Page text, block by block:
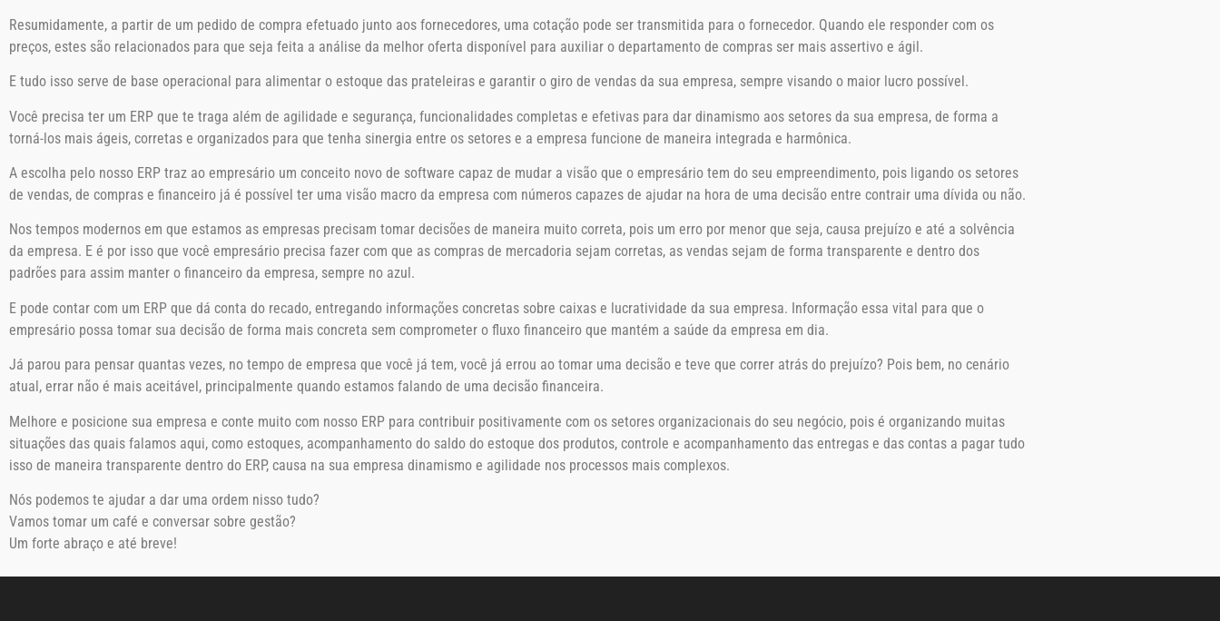
Resumidamente, a partir de um pedido de compra efetuado junto aos fornecedores, uma cotação pode ser transmitida para o fornecedor. Quando ele responder com os
preços, estes são relacionados para que seja feita a análise da melhor oferta disponível para auxiliar o departamento de compras ser mais assertivo e ágil.
E tudo isso serve de base operacional para alimentar o estoque das prateleiras e garantir o giro de vendas da sua empresa, sempre visando o maior lucro possível.
Você precisa ter um ERP que te traga além de agilidade e segurança, funcionalidades completas e efetivas para dar dinamismo aos setores da sua empresa, de forma a
torná-los mais ágeis, corretas e organizados para que tenha sinergia entre os setores e a empresa funcione de maneira integrada e harmônica.
A escolha pelo nosso ERP traz ao empresário um conceito novo de software capaz de mudar a visão que o empresário tem do seu empreendimento, pois ligando os setores
de vendas, de compras e financeiro já é possível ter uma visão macro da empresa com números capazes de ajudar na hora de uma decisão entre contrair uma dívida ou não.
Nos tempos modernos em que estamos as empresas precisam tomar decisões de maneira muito correta, pois um erro por menor que seja, causa prejuízo e até a solvência
da empresa. E é por isso que você empresário precisa fazer com que as compras de mercadoria sejam corretas, as vendas sejam de forma transparente e dentro dos
padrões para assim manter o financeiro da empresa, sempre no azul.
E pode contar com um ERP que dá conta do recado, entregando informações concretas sobre caixas e lucratividade da sua empresa. Informação essa vital para que o
empresário possa tomar sua decisão de forma mais concreta sem comprometer o fluxo financeiro que mantém a saúde da empresa em dia.
Já parou para pensar quantas vezes, no tempo de empresa que você já tem, você já errou ao tomar uma decisão e teve que correr atrás do prejuízo? Pois bem, no cenário
atual, errar não é mais aceitável, principalmente quando estamos falando de uma decisão financeira.
Melhore e posicione sua empresa e conte muito com nosso ERP para contribuir positivamente com os setores organizacionais do seu negócio, pois é organizando muitas
situações das quais falamos aqui, como estoques, acompanhamento do saldo do estoque dos produtos, controle e acompanhamento das entregas e das contas a pagar tudo
isso de maneira transparente dentro do ERP, causa na sua empresa dinamismo e agilidade nos processos mais complexos.
Nós podemos te ajudar a dar uma ordem nisso tudo?
Vamos tomar um café e conversar sobre gestão?
Um forte abraço e até breve!